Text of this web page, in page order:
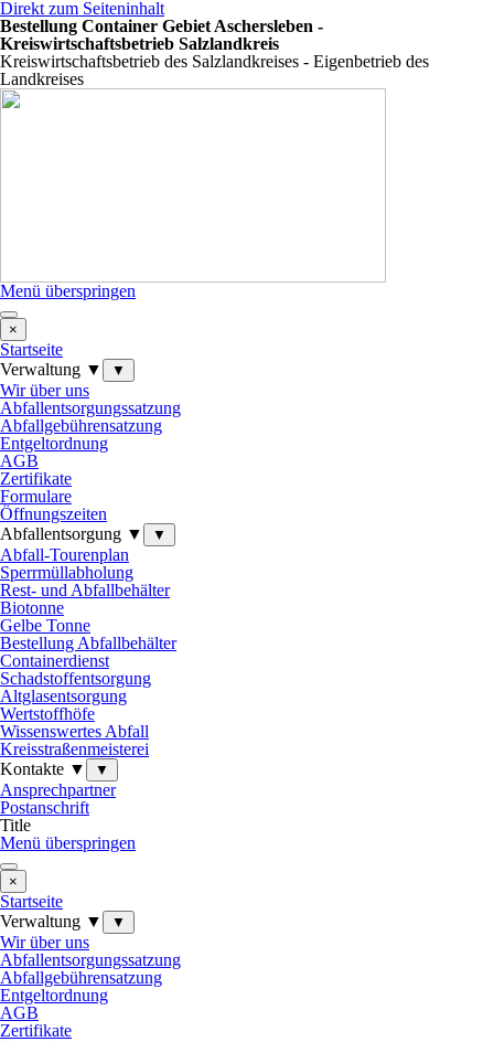
Direkt zum Seiteninhalt
Bestellung Container Gebiet Aschersleben -
Kreiswirtschaftsbetrieb Salzlandkreis
Kreiswirtschaftsbetrieb des Salzlandkreises - Eigenbetrieb des
Landkreises
Menü überspringen
×
Startseite
Verwaltung ▼
▼
Wir über uns
Abfallentsorgungssatzung
Abfallgebührensatzung
Entgeltordnung
AGB
Zertifikate
Formulare
Öffnungszeiten
Abfallentsorgung ▼
▼
Abfall-Tourenplan
Sperrmüllabholung
Rest- und Abfallbehälter
Biotonne
Gelbe Tonne
Bestellung Abfallbehälter
Containerdienst
Schadstoffentsorgung
Altglasentsorgung
Wertstoffhöfe
Wissenswertes Abfall
Kreisstraßenmeisterei
Kontakte ▼
▼
Ansprechpartner
Postanschrift
Title
Menü überspringen
×
Startseite
Verwaltung ▼
▼
Wir über uns
Abfallentsorgungssatzung
Abfallgebührensatzung
Entgeltordnung
AGB
Zertifikate